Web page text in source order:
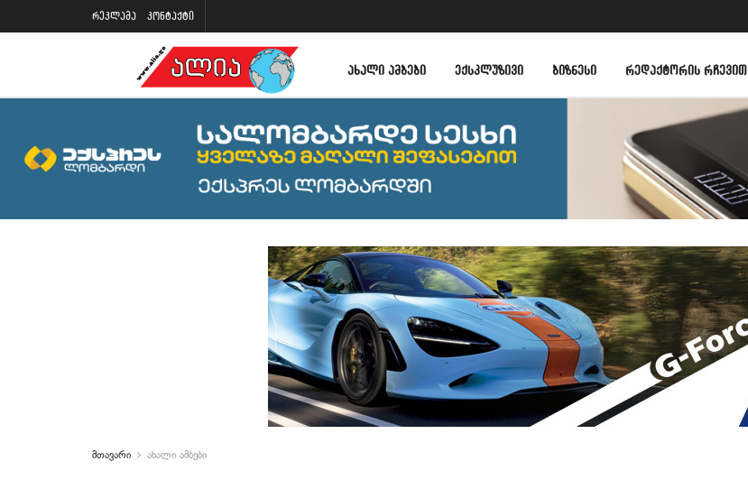
რეკლამა კონტაქტი
ᲐᲮᲐᲚᲘ ᲐᲛᲑᲔᲑᲘ ᲔᲥᲡᲙᲚᲣᲖᲘᲕᲘ ᲑᲘᲖᲜᲔᲡᲘ ᲠᲔᲓᲐᲥᲢᲝᲠᲘᲡ ᲠᲩᲔᲕᲘᲗ
მთავარი ახალი ამბები